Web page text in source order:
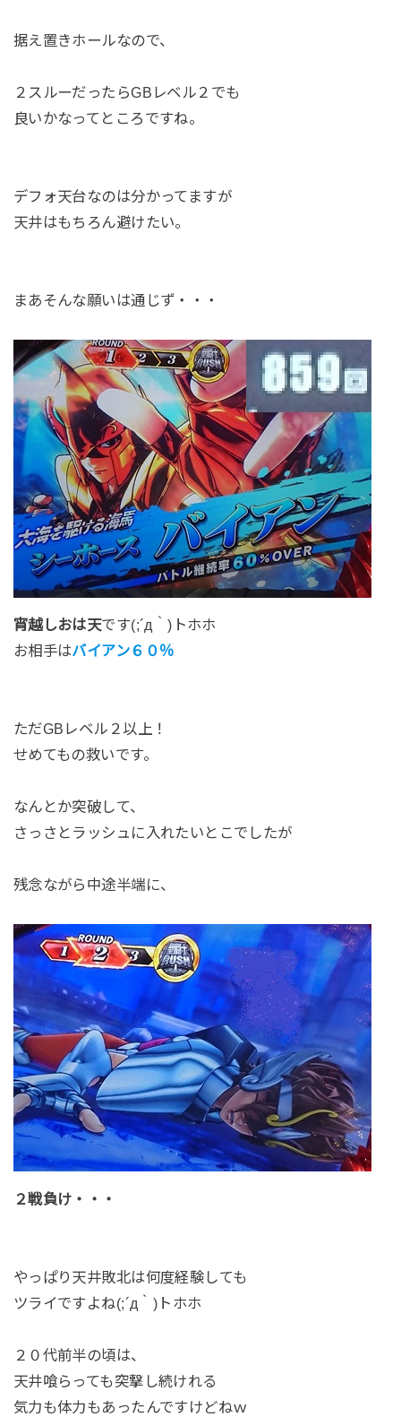
据え置きホールなので、
２スルーだったらGBレベル２でも
良いかなってところですね。
デフォ天台なのは分かってますが
天井はもちろん避けたい。
まあそんな願いは通じず・・・
宵越しおは天です(;´д｀)トホホ
お相手はバイアン６０％
ただGBレベル２以上！
せめてもの救いです。
なんとか突破して、
さっさとラッシュに入れたいとこでしたが
残念ながら中途半端に、
２戦負け・・・
やっぱり天井敗北は何度経験しても
ツライですよね(;´д｀)トホホ
２０代前半の頃は、
天井喰らっても突撃し続けれる
気力も体力もあったんですけどねｗ